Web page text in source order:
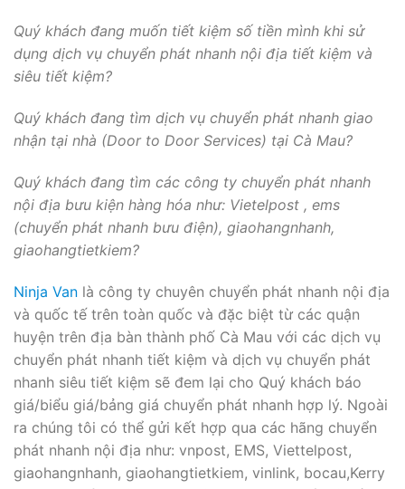
Quý khách đang muốn tiết kiệm số tiền mình khi sử
dụng dịch vụ chuyển phát nhanh nội địa tiết kiệm và
siêu tiết kiệm?
Quý khách đang tìm dịch vụ chuyển phát nhanh giao
nhận tại nhà (Door to Door Services) tại Cà Mau?
Quý khách đang tìm các công ty chuyển phát nhanh
nội địa bưu kiện hàng hóa như: Vietelpost , ems
(chuyển phát nhanh bưu điện), giaohangnhanh,
giaohangtietkiem?
Ninja Van là công ty chuyên chuyển phát nhanh nội địa
và quốc tế trên toàn quốc và đặc biệt từ các quận
huyện trên địa bàn thành phố Cà Mau với các dịch vụ
chuyển phát nhanh tiết kiệm và dịch vụ chuyển phát
nhanh siêu tiết kiệm sẽ đem lại cho Quý khách báo
giá/biểu giá/bảng giá chuyển phát nhanh hợp lý. Ngoài
ra chúng tôi có thể gửi kết hợp qua các hãng chuyển
phát nhanh nội địa như: vnpost, EMS, Viettelpost,
giaohangnhanh, giaohangtietkiem, vinlink, bocau,Kerry